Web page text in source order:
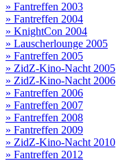
» Fantreffen 2003
» Fantreffen 2004
» KnightCon 2004
» Lauscherlounge 2005
» Fantreffen 2005
» ZidZ-Kino-Nacht 2005
» ZidZ-Kino-Nacht 2006
» Fantreffen 2006
» Fantreffen 2007
» Fantreffen 2008
» Fantreffen 2009
» ZidZ-Kino-Nacht 2010
» Fantreffen 2012